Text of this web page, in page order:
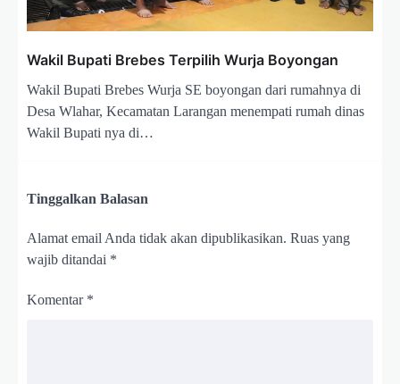
Wakil Bupati Brebes Terpilih Wurja Boyongan
Wakil Bupati Brebes Wurja SE boyongan dari rumahnya di
Desa Wlahar, Kecamatan Larangan menempati rumah dinas
Wakil Bupati nya di…
Tinggalkan Balasan
Alamat email Anda tidak akan dipublikasikan. Ruas yang
wajib ditandai *
Komentar *